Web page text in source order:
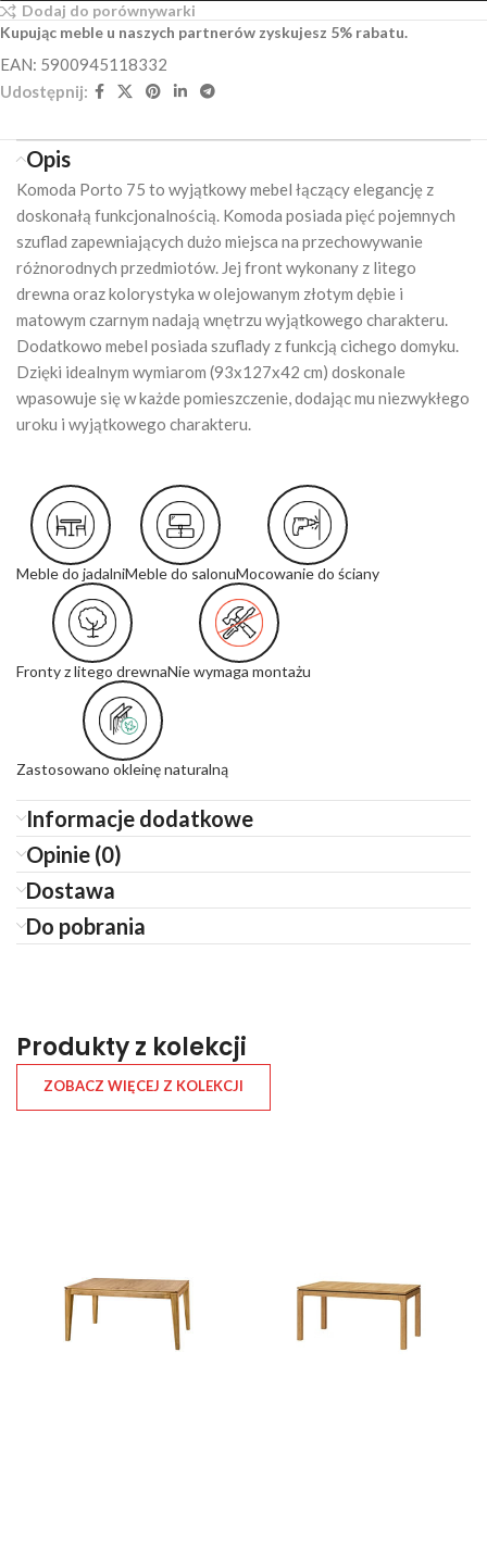
Dodaj do porównywarki
Kupując meble u naszych partnerów zyskujesz 5% rabatu.
EAN: 5900945118332
Udostępnij:
Opis
Komoda Porto 75 to wyjątkowy mebel łączący elegancję z
doskonałą funkcjonalnością. Komoda posiada pięć pojemnych
szuflad zapewniających dużo miejsca na przechowywanie
różnorodnych przedmiotów. Jej front wykonany z litego
drewna oraz kolorystyka w olejowanym złotym dębie i
matowym czarnym nadają wnętrzu wyjątkowego charakteru.
Dodatkowo mebel posiada szuflady z funkcją cichego domyku.
Dzięki idealnym wymiarom (93x127x42 cm) doskonale
wpasowuje się w każde pomieszczenie, dodając mu niezwykłego
uroku i wyjątkowego charakteru.
Meble do jadalniMeble do salonuMocowanie do ściany
Fronty z litego drewnaNie wymaga montażu
Zastosowano okleinę naturalną
Informacje dodatkowe
Opinie (0)
Dostawa
Do pobrania
Produkty z kolekcji
ZOBACZ WIĘCEJ Z KOLEKCJI